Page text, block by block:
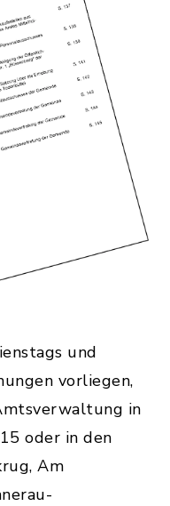
und
vorliegen,
in
oder in den
Am